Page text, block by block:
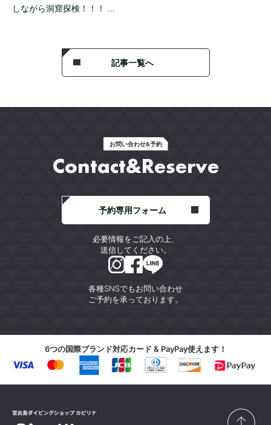
しながら洞窟探検！！！ …
記事一覧へ
お問い合わせ&予約
Contact&Reserve
各種SNSでもお問い合わせ
ご予約を承っております。
予約専用フォーム
必要情報をご記入の上、
送信してください。
6つの国際ブランド対応カード & PayPay使えます！